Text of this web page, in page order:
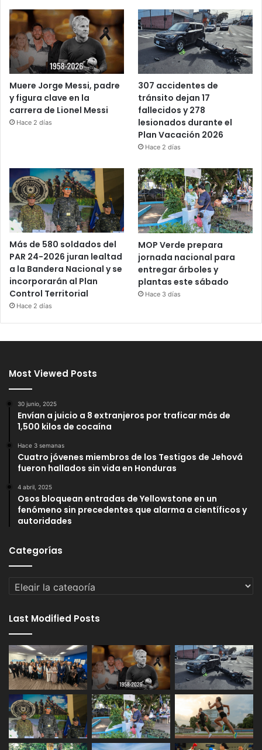
Muere Jorge Messi, padre
y figura clave en la
carrera de Lionel Messi
Hace 2 días
307 accidentes de
tránsito dejan 17
fallecidos y 278
lesionados durante el
Plan Vacación 2026
Hace 2 días
Más de 580 soldados del
PAR 24-2026 juran lealtad
a la Bandera Nacional y se
incorporarán al Plan
Control Territorial
Hace 2 días
MOP Verde prepara
jornada nacional para
entregar árboles y
plantas este sábado
Hace 3 días
Most Viewed Posts
30 junio, 2025
Envían a juicio a 8 extranjeros por traficar más de
1,500 kilos de cocaína
Hace 3 semanas
Cuatro jóvenes miembros de los Testigos de Jehová
fueron hallados sin vida en Honduras
4 abril, 2025
Osos bloquean entradas de Yellowstone en un
fenómeno sin precedentes que alarma a científicos y
autoridades
Categorías
Categorías
Last Modified Posts